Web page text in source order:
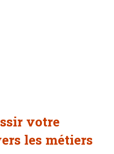
votre
les métiers